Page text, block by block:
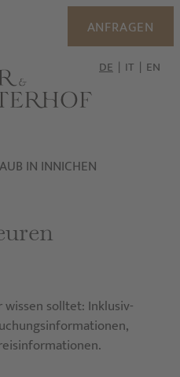
ANFRAGEN
DE IT EN
IN INNICHEN
wissen solltet: Inklusiv­